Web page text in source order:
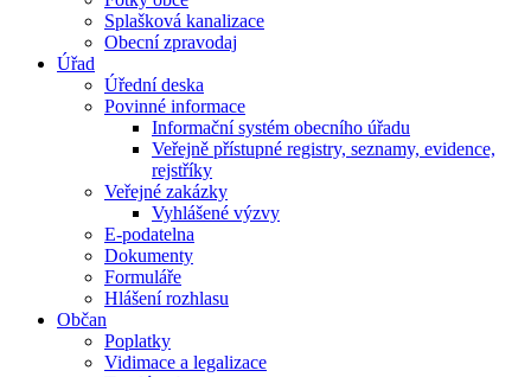
Splašková kanalizace
Obecní zpravodaj
Úřad
Úřední deska
Povinné informace
Informační systém obecního úřadu
Veřejně přístupné registry, seznamy, evidence,
rejstříky
Veřejné zakázky
Vyhlášené výzvy
E-podatelna
Dokumenty
Formuláře
Hlášení rozhlasu
Občan
Poplatky
Vidimace a legalizace